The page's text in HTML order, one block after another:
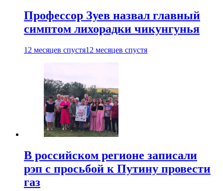
Профессор Зуев назвал главный
симптом лихорадки чикунгунья
12 месяцев спустя12 месяцев спустя
В российском регионе записали
рэп с просьбой к Путину провести
газ